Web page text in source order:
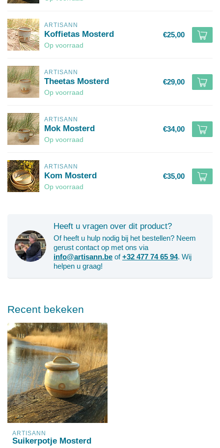
ARTISANN
Koffietas Mosterd
Op voorraad
€25,00
ARTISANN
Theetas Mosterd
Op voorraad
€29,00
ARTISANN
Mok Mosterd
Op voorraad
€34,00
ARTISANN
Kom Mosterd
Op voorraad
€35,00
Heeft u vragen over dit product?
Of heeft u hulp nodig bij het bestellen? Neem
gerust contact op met ons via
info@artisann.be of+32 477 74 65 94. Wij
helpen u graag!
Recent bekeken
ARTISANN
Suikerpotje Mosterd